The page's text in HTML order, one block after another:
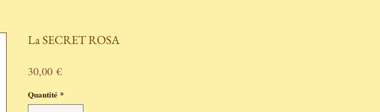
La SECRET ROSA
30,00 €Prix
Quantité *